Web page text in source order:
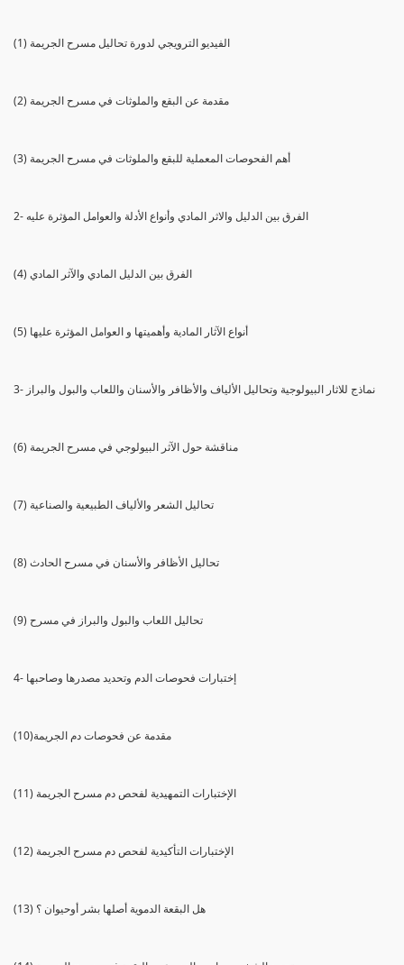
(1) الفيديو الترويجي لدورة تحاليل مسرح الجريمة
(2) مقدمة عن البقع والملوثات في مسرح الجريمة
(3) أهم الفحوصات المعملية للبقع والملوثات في مسرح الجريمة
2- الفرق بين الدليل والاثر المادي وأنواع الأدلة والعوامل المؤثرة عليه
(4) الفرق بين الدليل المادي والآثر المادي
(5) أنواع الآثار المادية وأهميتها و العوامل المؤثرة عليها
3- نماذج للاثار البيولوجية وتحاليل الألياف والأظافر والأسنان واللعاب والبول والبراز
(6) مناقشة حول الآثر البيولوجي في مسرح الجريمة
(7) تحاليل الشعر والألياف الطبيعية والصناعية
(8) تحاليل الأظافر والأسنان في مسرح الحادث
(9) تحاليل اللعاب والبول والبراز في مسرح
4- إختبارات فحوصات الدم وتحديد مصدرها وصاحبها
(10)مقدمة عن فحوصات دم الجريمة
(11) الإختبارات التمهيدية لفحص دم مسرح الجريمة
(12) الإختبارات التأكيدية لفحص دم مسرح الجريمة
(13) هل البقعة الدموية أصلها بشر أوحيوان ؟